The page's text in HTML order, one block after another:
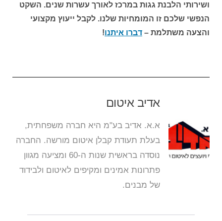
ושירותי הלבנת גגות במרכז לאורך עשרות שנים. השקט
הנפשי שלכם זו המומחיות שלנו. לקבל ייעוץ מקצועי
והצעה משתלמת – דברו איתנו!
אדיב איטום
א.א. אדיב בע"מ היא חברה משפחתית,
בעלת תעודת קבלן איטום מורשה. החברה
נוסדה בראשית שנות ה-60 ומציעה מגוון
פתרונות אמינים ומקיפים לאיטום ולבידוד
של מבנים.